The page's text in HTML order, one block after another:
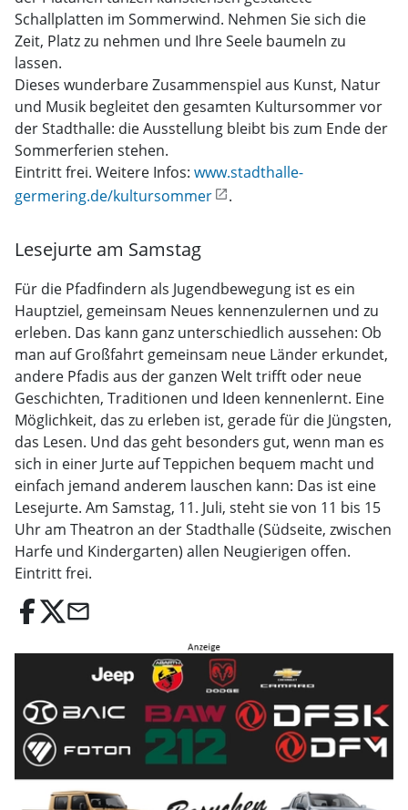
Schallplatten im Sommerwind. Nehmen Sie sich die
Zeit, Platz zu nehmen und Ihre Seele baumeln zu
lassen.
Dieses wunderbare Zusammenspiel aus Kunst, Natur
und Musik begleitet den gesamten Kultursommer vor
der Stadthalle: die Ausstellung bleibt bis zum Ende der
Sommerferien stehen.
Eintritt frei. Weitere Infos: www.stadthalle-
germering.de/kultursommer
.
Lesejurte am Samstag
Für die Pfadfindern als Jugendbewegung ist es ein
Hauptziel, gemeinsam Neues kennenzulernen und zu
erleben. Das kann ganz unterschiedlich aussehen: Ob
man auf Großfahrt gemeinsam neue Länder erkundet,
andere Pfadis aus der ganzen Welt trifft oder neue
Geschichten, Traditionen und Ideen kennenlernt. Eine
Möglichkeit, das zu erleben ist, gerade für die Jüngsten,
das Lesen. Und das geht besonders gut, wenn man es
sich in einer Jurte auf Teppichen bequem macht und
einfach jemand anderem lauschen kann: Das ist eine
Lesejurte. Am Samstag, 11. Juli, steht sie von 11 bis 15
Uhr am Theatron an der Stadthalle (Südseite, zwischen
Harfe und Kindergarten) allen Neugierigen offen.
Eintritt frei.
email